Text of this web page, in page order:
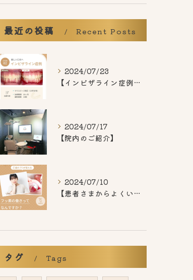
最近の投稿 Recent Posts
2024/07/23
【インビザライン症例紹介】
2024/07/17
【院内のご紹介】
2024/07/10
【患者さまからよくいただくご質問】
タグ Tags